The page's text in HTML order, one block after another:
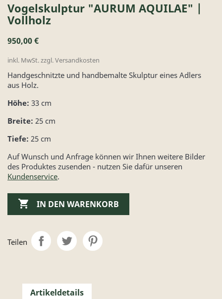
Vogelskulptur "AURUM AQUILAE" |
Vollholz
950,00 €
inkl. MwSt. zzgl. Versandkosten
Handgeschnitzte und handbemalte Skulptur eines Adlers
aus Holz.
Höhe: 33 cm
Breite: 25 cm
Tiefe: 25 cm
Auf Wunsch und Anfrage können wir Ihnen weitere Bilder
des Produktes zusenden - nutzen Sie dafür unseren
Kundenservice.
 IN DEN WARENKORB
Teilen
Artikeldetails